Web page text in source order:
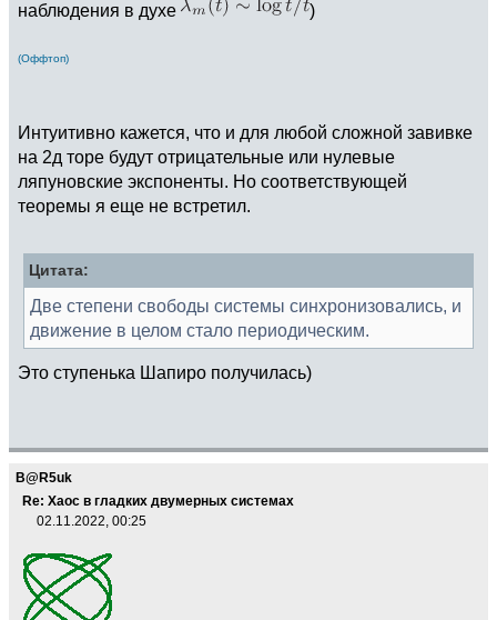
наблюдения в духе )
(Оффтоп)
Интуитивно кажется, что и для любой сложной завивке
на 2д торе будут отрицательные или нулевые
ляпуновские экспоненты. Но соответствующей
теоремы я еще не встретил.
Цитата:
Две степени свободы системы синхронизовались, и
движение в целом стало периодическим.
Это ступенька Шапиро получилась)
B@R5uk
Re: Хаос в гладких двумерных системах
02.11.2022, 00:25